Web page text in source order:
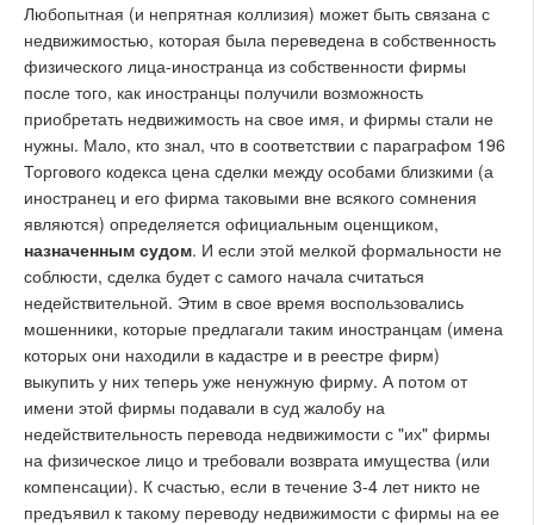
Любопытная (и непрятная коллизия) может быть связана с
недвижимостью, которая была переведена в собственность
физического лица-иностранца из собственности фирмы
после того, как иностранцы получили возможность
приобретать недвижимость на свое имя, и фирмы стали не
нужны. Мало, кто знал, что в соответствии с параграфом 196
Торгового кодекса цена сделки между особами близкими (а
иностранец и его фирма таковыми вне всякого сомнения
являются) определяется официальным оценщиком,
назначенным судом. И если этой мелкой формальности не
соблюсти, сделка будет с самого начала считаться
недействительной. Этим в свое время воспользовались
мошенники, которые предлагали таким иностранцам (имена
которых они находили в кадастре и в реестре фирм)
выкупить у них теперь уже ненужную фирму. А потом от
имени этой фирмы подавали в суд жалобу на
недействительность перевода недвижимости с "их" фирмы
на физическое лицо и требовали возврата имущества (или
компенсации). К счастью, если в течение 3-4 лет никто не
предъявил к такому переводу недвижимости с фирмы на ее